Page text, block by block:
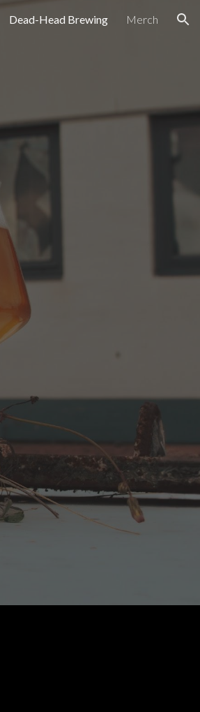
Dead-Head Brewing Merch